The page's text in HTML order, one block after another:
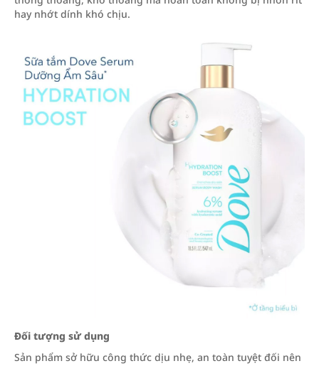
hay nhớt dính khó chịu.
Đối tượng sử dụng
Sản phẩm sở hữu công thức dịu nhẹ, an toàn tuyệt đối nên